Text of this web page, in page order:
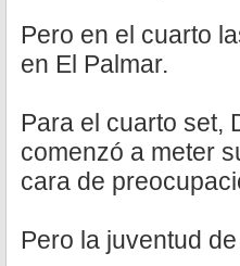
Pero en el cuarto
en El Palmar.
Para el cuarto set,
comenzó a meter
cara de
Pero la juventud